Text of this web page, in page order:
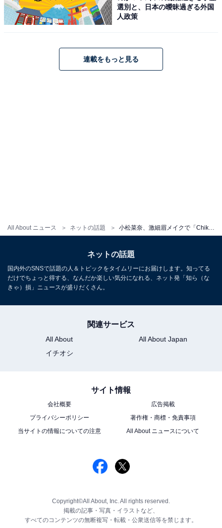
All About ニュース ネットの話題 小松菜奈、激細眉メイクで「Chika Kisada」のモデルを務める！ レース衣装で圧巻の透明感
選別と、日本の曖昧過ぎる外国
人政策
連載をもっと見る
ネットの話題
国内外のSNSで話題の人＆トピックをタイムリーにお届けします。知ってる
だけでちょっと得する、なんだか楽しい気分になれる、ネット発「知ら（な
きゃ）損」ニュースが盛りだくさん。
関連サービス
All About
All About Japan
イチオシ
サイト情報
会社概要
広告掲載
プライバシーポリシー
著作権・商標・免責事項
当サイトの情報についての注意
All About ニュースについて
Copyright©All About, Inc. All rights reserved.
掲載の記事・写真・イラストなど、
すべてのコンテンツの無断複写・転載・公衆送信等を禁じます。